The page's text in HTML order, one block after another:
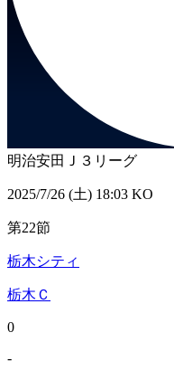
明治安田Ｊ３リーグ
2025/7/26 (土) 18:03 KO
第22節
栃木シティ
栃木Ｃ
0
-